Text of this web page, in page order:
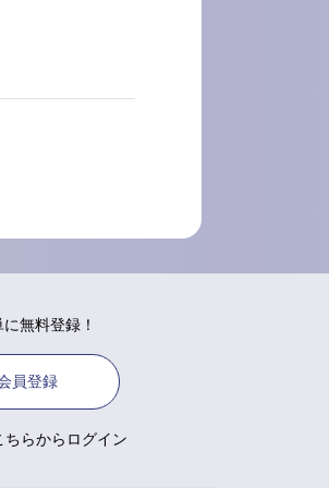
無料登録！
員登録
ちらからログイン